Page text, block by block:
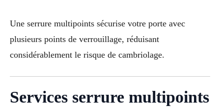
Une serrure multipoints sécurise votre porte avec
plusieurs points de verrouillage, réduisant
considérablement le risque de cambriolage.
Services serrure multipoints